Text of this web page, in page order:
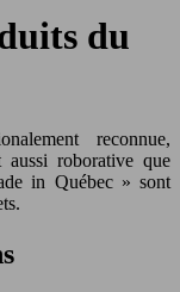
du
reconnue,
roborative que
in Québec » sont